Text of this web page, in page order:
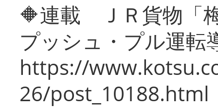
🔶連載 ＪＲ貨物「
プッシュ・プル運転
https://
26/post_10188.html